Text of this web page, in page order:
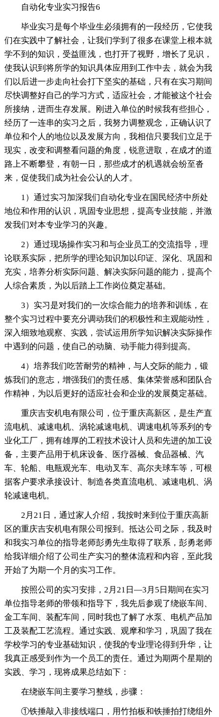
自动化专业实习报告6
毕业实习是每个毕业生必须拥有的一段经历，它使我
们在实践中了解社会，让我们学到了很多在课堂上根本就
学不到的知识，受益匪浅，也打开了视野，增长了见识，
使我认识到将所学的知识具体应用到工作中去，就会为我
们以后进一步走向社会打下坚实的基础，只有在实习期间
尽快调整好自己的学习方式，适应社会，才能被这个社会
所接纳，进而生存发展。刚进入单位的时候我有些担心，
经历了一连串的实习之后，我努力调整观念，正确认识了
单位和个人的地位以及发展方向，我相信只要我们立足于
现实，改变和调整看问题的角度，锐意进取，在成才的道
路上不断攀登，有朝一日，那些成才的机遇就会纷至沓
来，促使我们成为社会公认的人才。
1）通过实习加深我们自动化专业在国民经济中所处
地位和作用的认识，巩固专业思想，提高专业技能，并激
发我们对本专业学习的兴趣。
2）通过现场操作实习和与企业员工的交流指导，理
论联系实际，把所学的理论知识加以印证、深化、巩固和
充实，培养分析实际问题、解决实际问题的能力，提高个
人综合素质，为以后踏上工作岗位奠定基础。
3）实习是对我们的一次综合能力的培养和训练，在
整个实习过程中要充分调动我们的积极性和主观能动性，
深入细致地观察、实践，尝试运用所学知识解决实际操作
中遇到的问题，使自己的动脑、动手能力得到提高。
4）培养我们吃苦耐劳的精神，与人交际的能力，锻
炼我们的意志，增强我们的责任感、集体荣誉感和团队合
作精神，为以后更好的适应社会和企业的发展奠定基础。
重庆吉安机电有限公司，位于重庆高新区，是生产直
流电机、减速电机、涡轮减速电机、调速电机等系列的专
业化工厂，拥有雄厚的工程技术设计人员和先进的加工设
备，主要产品用于机床设备、医疗器械、食品器械、汽
车、轮船、电瓶观光车、电动叉车、高尔夫球车等，可根
据客户要求承接设计、制造各类直流电机、减速电机、涡
轮减速电机。
2月21日，通过家人介绍，我按时来到位于重庆高新
区的重庆吉安机电有限公司报到。抵达公司之际，我及时
和我实习单位的指导老师彭勇先生取得了联系，彭勇老师
给我详细介绍了公司生产实习的整体流程和内容，至此我
开始了为期一个月的实习工作。
按照公司的实习安排，2月21日—3月5日期间在实习
单位指导老师的带领和指导下，我先后参观了绕嵌车间、
金工车间、装配车间，同时我也了解了水泵、电机产品加
工及装配工艺流程。通过实践、观摩和学习，巩固了我在
学校学习的专业基础知识，使我的专业理论得到升华，让
我真正感受到作为一个员工的责任。通过为期两个星期的
实践、学习，现将成果总结如下：
在绕嵌车间主要学习整线，步骤：
①铁捶敲入非接线端口，用竹拍板和铁捶拍打绕组外